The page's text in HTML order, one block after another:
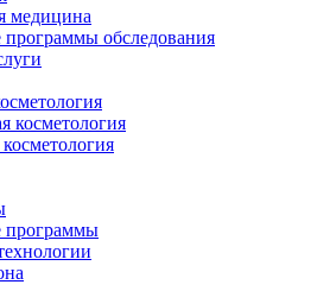
медицина
обследования
косметология
программы